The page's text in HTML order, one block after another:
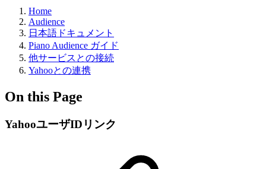
Home
Audience
日本語ドキュメント
Piano Audience ガイド
他サービスとの接続
Yahooとの連携
On this Page
YahooユーザIDリンク